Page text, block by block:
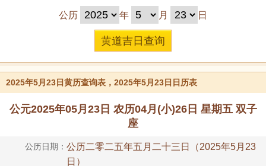
公历 年 月 日
2025年5月23日黄历查询表，2025年5月23日日历表
公元2025年05月23日 农历04月(小)26日 星期五 双子
座
公历日期： 公历二零二五年五月二十三日（2025年5月23
日）